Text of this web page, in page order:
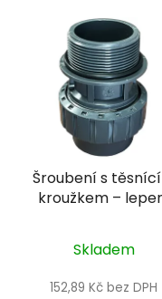
Šroubení s
kroužkem –
Skladem
152,89 Kč bez DPH